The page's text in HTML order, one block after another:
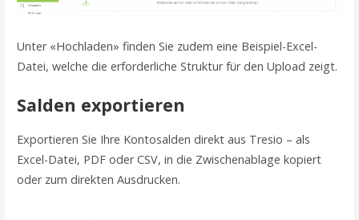
Unter «Hochladen» finden Sie zudem eine Beispiel-Excel-
Datei, welche die erforderliche Struktur für den Upload zeigt.
Salden exportieren
Exportieren Sie Ihre Kontosalden direkt aus Tresio – als
Excel-Datei, PDF oder CSV, in die Zwischenablage kopiert
oder zum direkten Ausdrucken.